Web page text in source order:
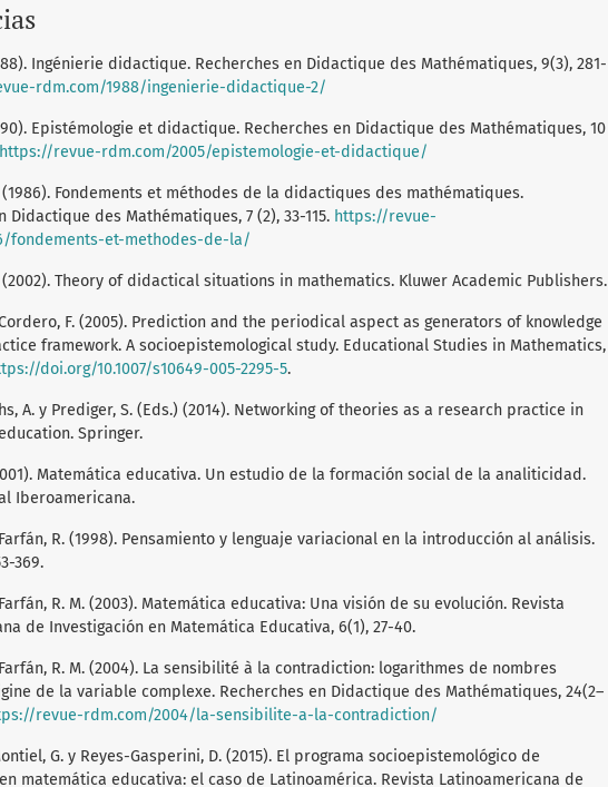
Ingénierie didactique. Recherches en Didactique des Mathématiques, 9(3), 281-
rdm.com/1988/ingenierie-didactique-2/
Epistémologie et didactique. Recherches en Didactique des Mathématiques, 10
https://revue-rdm.com/2005/epistemologie-et-didactique/
(1986). Fondements et méthodes de la didactiques des mathématiques.
Didactique des Mathématiques, 7 (2), 33-115. https://revue-
fondements-et-methodes-de-la/
(2002). Theory of didactical situations in mathematics. Kluwer Academic Publishers.
F. (2005). Prediction and the periodical aspect as generators of knowledge
framework. A socioepistemological study. Educational Studies in Mathematics,
doi.org/10.1007/s10649-005-2295-5.
A. y Prediger, S. (Eds.) (2014). Networking of theories as a research practice in
Springer.
Matemática educativa. Un estudio de la formación social de la analiticidad.
Iberoamericana.
R. (1998). Pensamiento y lenguaje variacional en la introducción al análisis.
369.
R. M. (2003). Matemática educativa: Una visión de su evolución. Revista
de Investigación en Matemática Educativa, 6(1), 27-40.
R. M. (2004). La sensibilité à la contradiction: logarithmes de nombres
de la variable complexe. Recherches en Didactique des Mathématiques, 24(2–
revue-rdm.com/2004/la-sensibilite-a-la-contradiction/
G. y Reyes-Gasperini, D. (2015). El programa socioepistemológico de
matemática educativa: el caso de Latinoamérica. Revista Latinoamericana de